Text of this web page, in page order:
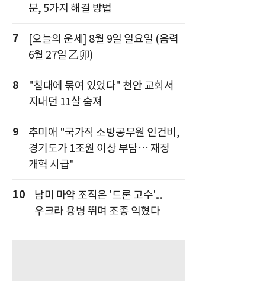
분, 5가지 해결 방법
7
[오늘의 운세] 8월 9일 일요일 (음력
6월 27일 乙卯)
8
"침대에 묶여 있었다" 천안 교회서
지내던 11살 숨져
9
추미애 "국가직 소방공무원 인건비,
경기도가 1조원 이상 부담… 재정
개혁 시급"
10
남미 마약 조직은 '드론 고수'...
우크라 용병 뛰며 조종 익혔다